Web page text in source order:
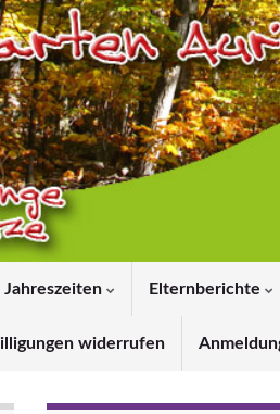
Jahreszeiten Elternberichte
widerrufen